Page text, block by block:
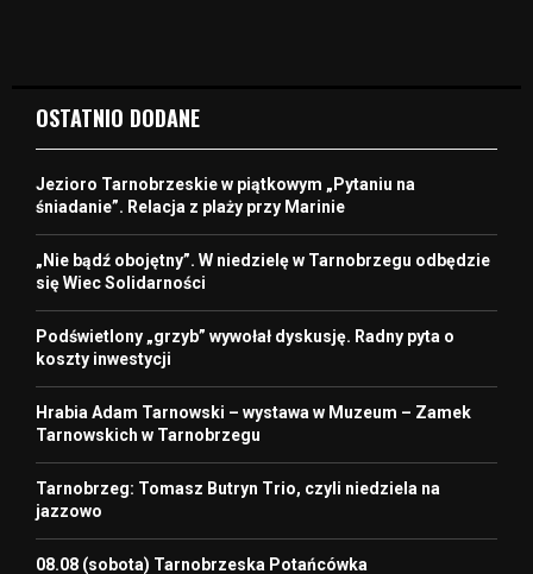
OSTATNIO DODANE
Jezioro Tarnobrzeskie w piątkowym „Pytaniu na
śniadanie”. Relacja z plaży przy Marinie
„Nie bądź obojętny”. W niedzielę w Tarnobrzegu odbędzie
się Wiec Solidarności
Podświetlony „grzyb” wywołał dyskusję. Radny pyta o
koszty inwestycji
Hrabia Adam Tarnowski – wystawa w Muzeum – Zamek
Tarnowskich w Tarnobrzegu
Tarnobrzeg: Tomasz Butryn Trio, czyli niedziela na
jazzowo
08.08 (sobota) Tarnobrzeska Potańcówka